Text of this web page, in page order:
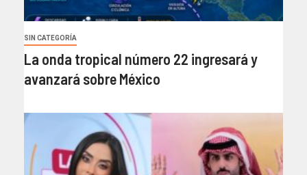
SIN CATEGORÍA
La onda tropical número 22 ingresará y
avanzará sobre México